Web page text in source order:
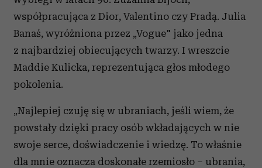
współpracująca z Dior, Valentino czy Pradą. Julia
Banaś, wyróżniona przez „Vogue" jako jedna
z najbardziej obiecujących twarzy. I wreszcie
Maddie Kulicka, reprezentująca głos młodego
pokolenia.
„Najlepiej czuję się w ubraniach, jeśli wiem, że
powstały dzięki pracy osób wkładających w nie
swoje serce, doświadczenie i wiedzę. To właśnie
dla mnie oznacza doskonałe rzemiosło – ubrania,